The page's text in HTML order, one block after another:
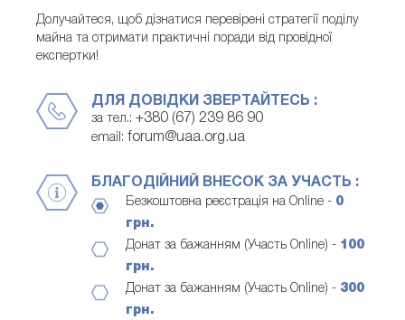
Долучайтеся, щоб дізнатися перевірені стратегії поділу
майна та отримати практичні поради від провідної
експертки!
ДЛЯ ДОВІДКИ ЗВЕРТАЙТЕСЬ :
за тел.: +380 (67) 239 86 90
email: forum@uaa.org.ua
БЛАГОДІЙНИЙ ВНЕСОК ЗА УЧАСТЬ :
Безкоштовна реєстрація на Online - 0
грн.
Донат за бажанням (Участь Online) - 100
грн.
Донат за бажанням (Участь Online) - 300
грн.